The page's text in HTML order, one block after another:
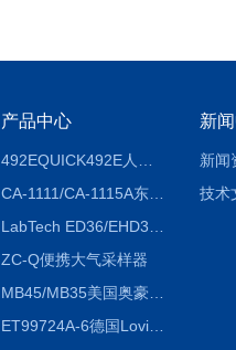
产品中心
CA-1111/CA-1115A东京理化EYELA CA-1111/CA-1115A冷却水循环装置
ZC-Q便携大气采样器
MB45/MB35美国奥豪斯OHAUS MB45/MB35卤素红外水分测定仪
ET99724A-6德国Lovibond ET99724A-6微电脑BOD测定仪
新
新闻
技术